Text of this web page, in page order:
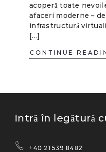
acoperă toate
afaceri moderne –
infrastructură
[…]
CONTINUE
Intră în legătură
+40 21 539 8482